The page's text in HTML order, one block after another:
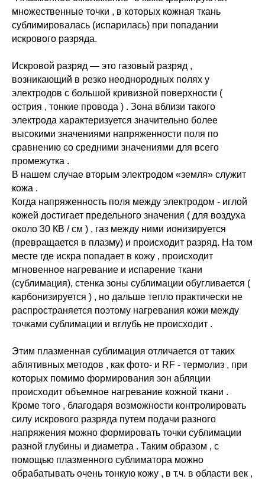
множественные точки , в которых кожная ткань
сублимировалась (испарилась) при попадании
искрового разряда.
Искровой разряд — это газовый разряд ,
возникающий в резко неоднородных полях у
электродов с большой кривизной поверхности (
острия , тонкие провода ) . Зона вблизи такого
электрода характеризуется значительно более
высокими значениями напряженности поля по
сравнению со средними значениями для всего
промежутка .
В нашем случае вторым электродом «земля» служит
кожа .
Когда напряженность поля между электродом - иглой
кожей достигает предельного значения ( для воздуха
около 30 КВ / см ) , газ между ними ионизируется
(превращается в плазму) и происходит разряд. На том
месте где искра попадает в кожу , происходит
мгновенное нагревание и испарение ткани
(сублимация), стенка зоны сублимации обугливается (
карбонизируется ) , но дальше тепло практически не
распространяется поэтому нагревания кожи между
точками сублимации и вглубь не происходит .
Этим плазменная сублимация отличается от таких
аблятивных методов , как фото- и RF - термолиз , при
которых помимо формирования зон абляции
происходит объемное нагревание кожной ткани .
Кроме того , благодаря возможности контролировать
силу искрового разряда путем подачи разного
напряжения можно формировать точки сублимации
разной глубины и диаметра . Таким образом , с
помощью плазменного сублиматора можно
обрабатывать очень тонкую кожу , в т.ч. в области век ,